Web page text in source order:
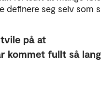
definere seg selv som
på at
kommet fullt så